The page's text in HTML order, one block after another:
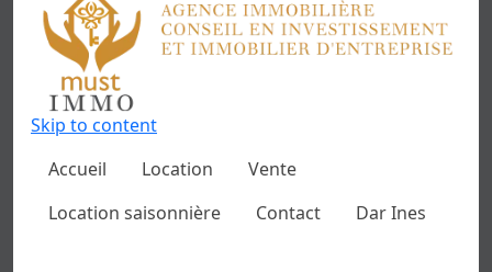
Skip to content
Accueil
Location
Vente
Location saisonnière
Contact Dar Ines